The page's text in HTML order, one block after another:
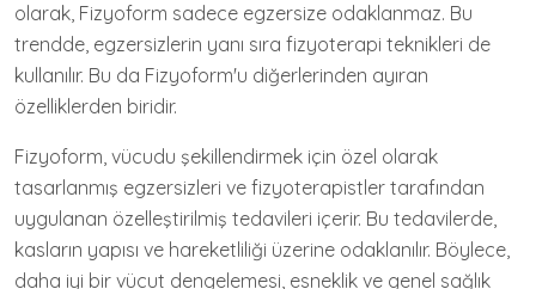
olarak, Fizyoform sadece egzersize odaklanmaz. Bu
trendde, egzersizlerin yanı sıra fizyoterapi teknikleri de
kullanılır. Bu da Fizyoform'u diğerlerinden ayıran
özelliklerden biridir.
Fizyoform, vücudu şekillendirmek için özel olarak
tasarlanmış egzersizleri ve fizyoterapistler tarafından
uygulanan özelleştirilmiş tedavileri içerir. Bu tedavilerde,
kasların yapısı ve hareketliliği üzerine odaklanılır. Böylece,
daha iyi bir vücut dengelemesi, esneklik ve genel sağlık